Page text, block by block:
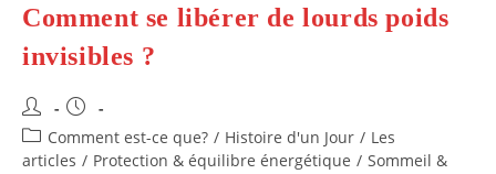
Groupe.
Comment se libérer de lourds poids
invisibles ?
Auteur/autrice
de
la
Publication
publiée :
Post
category:
Comment est-ce que? / Histoire d'un Jour / Les
articles / Protection & équilibre énergétique / Sommeil &